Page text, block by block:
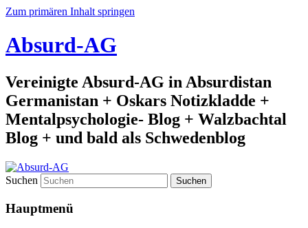
Zum primären Inhalt springen
Absurd-AG
Vereinigte Absurd-AG in Absurdistan
Germanistan + Oskars Notizkladde +
Mentalpsychologie- Blog + Walzbachtal
Blog + und bald als Schwedenblog
Suchen
Hauptmenü